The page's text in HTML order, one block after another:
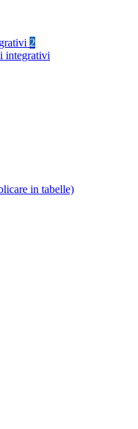
2
integrativi
in tabelle)